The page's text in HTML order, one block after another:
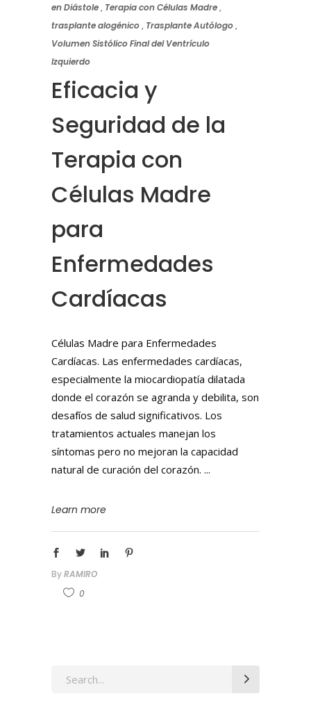
en Diástole, Terapia con Células Madre,
trasplante alogénico, Trasplante Autólogo,
Volumen Sistólico Final del Ventrículo
Izquierdo
Eficacia y
Seguridad de la
Terapia con
Células Madre
para
Enfermedades
Cardíacas
Células Madre para Enfermedades
Cardíacas. Las enfermedades cardíacas,
especialmente la miocardiopatía dilatada
donde el corazón se agranda y debilita, son
desafíos de salud significativos. Los
tratamientos actuales manejan los
síntomas pero no mejoran la capacidad
natural de curación del corazón.
Learn more
ByRAMIRO
0